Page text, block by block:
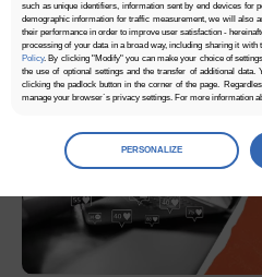
such as unique identifiers, information sent by end devices for
demographic information for traffic measurement, we will also
their performance in order to improve user satisfaction -
processing of your data in a broad way, including sharing it
Policy. By clicking "Modify" you can make your choice of
the use of optional settings and the transfer of additional
clicking the padlock button in the corner of the page.
manage your browser`s privacy settings. For more information
Managepreferences
Select the consents of your choice
Necessary
Necessary scripts and data stored on the end device
secure access to basic functions such as site navigation
cannot be properly displayed without this group.
PERSONALIZE